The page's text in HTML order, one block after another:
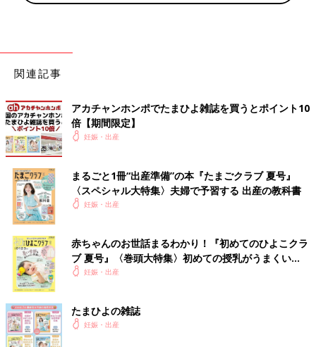
関連記事
アカチャンホンポでたまひよ雑誌を買うとポイント10
倍【期間限定】
妊娠・出産
まるごと1冊“出産準備”の本『たまごクラブ 夏号』
〈スペシャル大特集〉夫婦で予習する 出産の教科書
妊娠・出産
赤ちゃんのお世話まるわかり！『初めてのひよこクラ
ブ 夏号』〈巻頭大特集〉初めての授乳がうまくい
く！ おっぱい・ミルクの基本と夏のトラブル 解決テ
妊娠・出産
たまひよの雑誌
妊娠・出産